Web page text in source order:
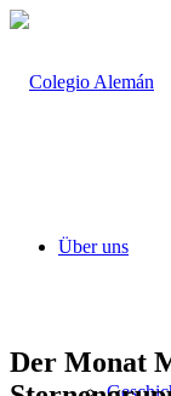
Über uns
Der Monat